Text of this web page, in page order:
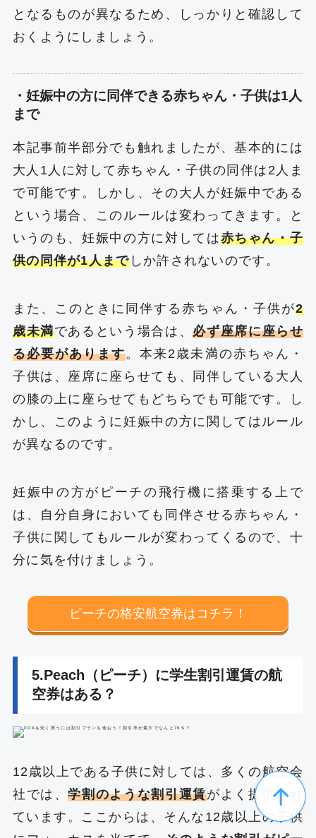
となるものが異なるため、しっかりと確認して
おくようにしましょう。
・妊娠中の方に同伴できる赤ちゃん・子供は1人
まで
本記事前半部分でも触れましたが、基本的には
大人1人に対して赤ちゃん・子供の同伴は2人ま
で可能です。しかし、その大人が妊娠中である
という場合、このルールは変わってきます。と
いうのも、妊娠中の方に対しては赤ちゃん・子
供の同伴が1人までしか許されないのです。
また、このときに同伴する赤ちゃん・子供が2
歳未満であるという場合は、必ず座席に座らせ
る必要があります。本来2歳未満の赤ちゃん・
子供は、座席に座らせても、同伴している大人
の膝の上に座らせてもどちらでも可能です。し
かし、このように妊娠中の方に関してはルール
が異なるのです。
妊娠中の方がピーチの飛行機に搭乗する上で
は、自分自身においても同伴させる赤ちゃん・
子供に関してもルールが変わってくるので、十
分に気を付けましょう。
ピーチの格安航空券はコチラ！
5.Peach（ピーチ）に学生割引運賃の航
空券はある？
12歳以上である子供に対しては、多くの航空会
社では、学割のような割引運賃がよく提供され
ています。ここからは、そんな12歳以上の子供